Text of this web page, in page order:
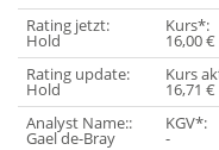
Rating jetzt:
Hold
Kurs*:
16,00 €
Rating update:
Hold
Kurs
16,71 €
Analyst Name::
Gael de-Bray
KGV*:
-